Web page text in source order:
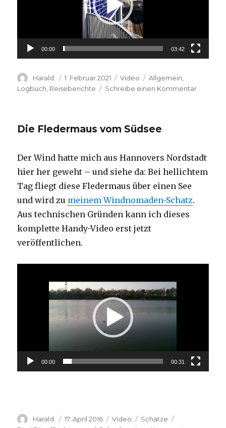
00:00 03:42
Autor
Harald.
Veröffentlicht
am
1. Februar 2021 Format
Video Kategorien
Allgemein
Logbuch Reiseberichte Schreibe einen Kommentarzu
Die Fledermaus vom Südsee
Der Wind hatte mich aus Hannovers Nordstadt
hier her geweht – und siehe da: Bei hellichtem
Tag fliegt diese Fledermaus über einen See
und wird zu meinem Windnomaden-Schatz.
Aus technischen Gründen kann ich dieses
komplette Handy-Video erst jetzt
veröffentlichen.
00:00 00:31
Autor
Harald.
Veröffentlicht
17. April 2016 Format
Video Kategorien
Schätze